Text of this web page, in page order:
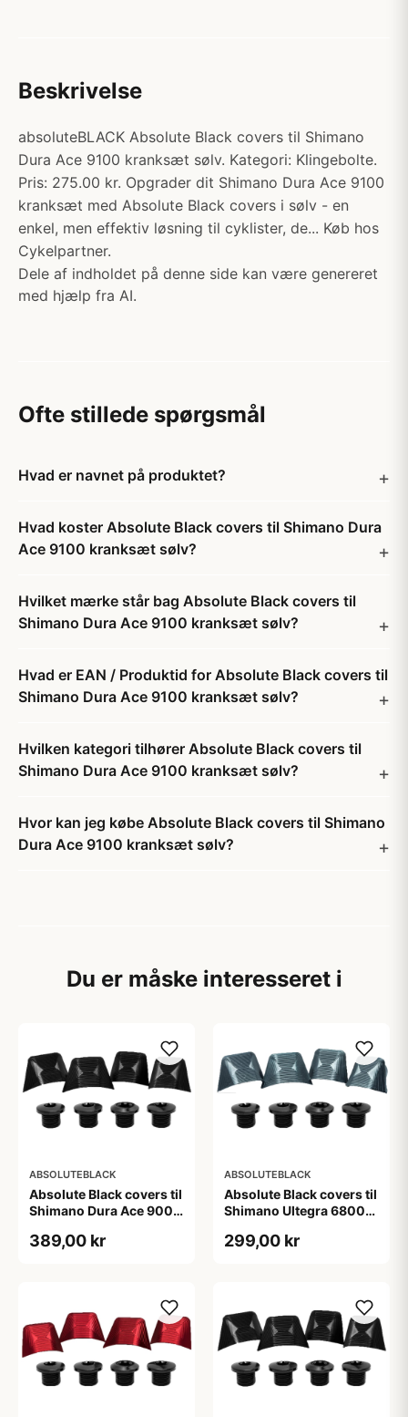
Beskrivelse
absoluteBLACK Absolute Black covers til Shimano
Dura Ace 9100 kranksæt sølv. Kategori: Klingebolte.
Pris: 275.00 kr. Opgrader dit Shimano Dura Ace 9100
kranksæt med Absolute Black covers i sølv - en
enkel, men effektiv løsning til cyklister, de... Køb hos
Cykelpartner.
Dele af indholdet på denne side kan være genereret
med hjælp fra AI.
Ofte stillede spørgsmål
Hvad er navnet på produktet?
Hvad koster Absolute Black covers til Shimano Dura
Ace 9100 kranksæt sølv?
Hvilket mærke står bag Absolute Black covers til
Shimano Dura Ace 9100 kranksæt sølv?
Hvad er EAN / Produktid for Absolute Black covers til
Shimano Dura Ace 9100 kranksæt sølv?
Hvilken kategori tilhører Absolute Black covers til
Shimano Dura Ace 9100 kranksæt sølv?
Hvor kan jeg købe Absolute Black covers til Shimano
Dura Ace 9100 kranksæt sølv?
Du er måske interesseret i
ABSOLUTEBLACK
Absolute Black covers til
Shimano Dura Ace 9000
389,00 kr
ABSOLUTEBLACK
Absolute Black covers til
Shimano Ultegra 6800
299,00 kr